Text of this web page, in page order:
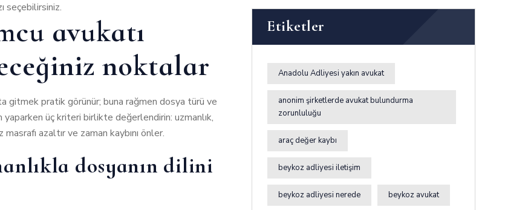
seçebilirsiniz.
avukatı
noktalar
gitmek pratik görünür; buna rağmen dosya türü ve
üç kriteri birlikte değerlendirin: uzmanlık,
azaltır ve zaman kaybını önler.
dosyanın dilini
Etiketler
Anadolu Adliyesi yakın avukat
anonim şirketlerde avukat bulundurma
zorunluluğu
araç değer kaybı
beykoz adliyesi iletişim
beykoz adliyesi nerede beykoz avukat